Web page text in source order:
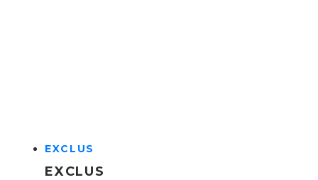
EXCLUS
EXCLUS